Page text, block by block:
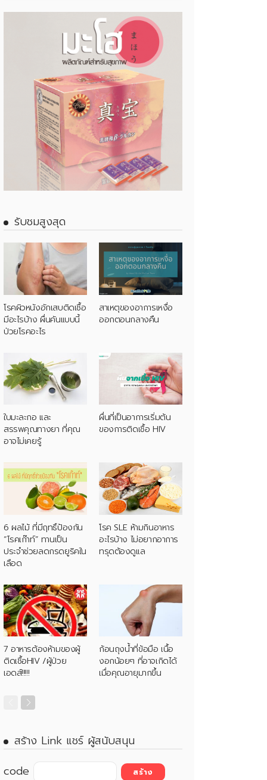
รับชมสูงสุด
โรคผิวหนังอักเสบติดเชื้อ
มีอะไรบ้าง ผื่นคันแบบนี้
ป่วยโรคอะไร
สาเหตุของอาการเหงื่อ
ออกตอนกลางคืน
ใบมะละกอ และ
สรรพคุณทางยา ที่คุณ
อาจไม่เคยรู้
ผื่นที่เป็นอาการเริ่มต้น
ของการติดเชื้อ HIV
6 ผลไม้ ที่มีฤทธิ์ป้องกัน
“โรคเก๊าท์” ทานเป็น
ประจำช่วยลดกรดยูริคใน
เลือด
โรค SLE ห้ามกินอาหาร
อะไรบ้าง ไม่อยากอาการ
ทรุดต้องดูแล
7 อาหารต้องห้ามของผู้
ติดเชื้อHIV /ผู้ป่วย
เอดส์!!!!!
ก้อนถุงน้ำที่ข้อมือ เนื้อ
งอกน้อยๆ ที่อาจเกิดได้
เมื่อคุณอายุมากขึ้น
สร้าง Link แชร์ ผู้สนับสนุน
code